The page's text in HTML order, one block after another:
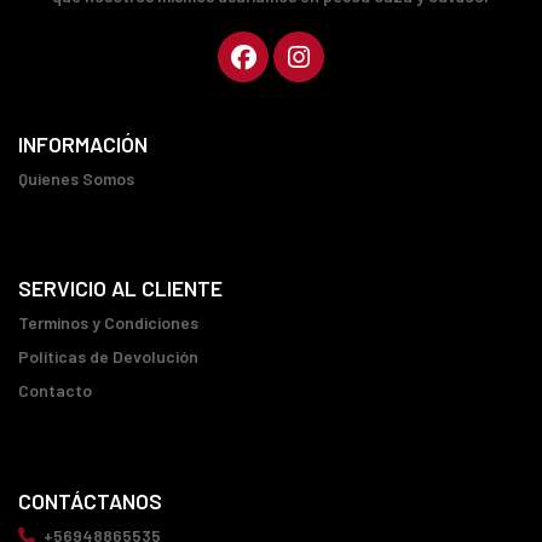
INFORMACIÓN
Quienes Somos
SERVICIO AL CLIENTE
Terminos y Condiciones
Políticas de Devolución
Contacto
CONTÁCTANOS
+56948865535